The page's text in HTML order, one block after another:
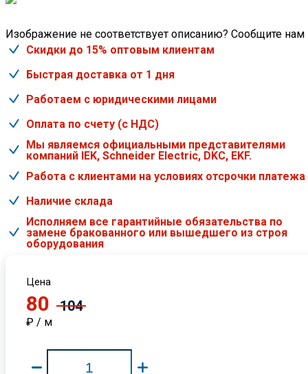
Изображение не соответствует описанию? Сообщите нам
Скидки до 15% оптовым клиентам
Быстрая доставка от 1 дня
Работаем с юридическими лицами
Оплата по счету (с НДС)
Мы являемся официальными представителями
компаний IEK, Schneider Electric, DKC, EKF.
Работа с клиентами на условиях отсрочки платежа
Наличие склада
Исполняем все гарантийные обязательства по
замене бракованного или вышедшего из строя
оборудования
Цена
80 104
₽ / м